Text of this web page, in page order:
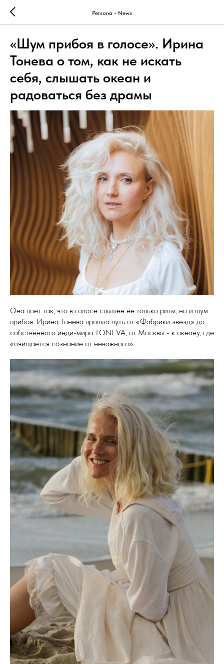
Persona - News
«Шум прибоя в голосе». Ирина
Тонева о том, как не искать
себя, слышать океан и
радоваться без драмы
Она поет так, что в голосе слышен не только ритм, но и шум
прибоя. Ирина Тонева прошла путь от «Фабрики звезд» до
собственного инди-мира TONEVA, от Москвы - к океану, где
«очищается сознание от неважного».